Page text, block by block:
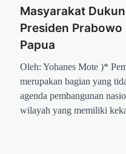
Masyarakat
Presiden Prabowo
Papua
Oleh: Yohanes Mote )*
merupakan bagian yang
agenda pembangunan
wilayah yang memiliki